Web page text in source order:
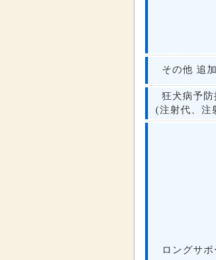
その他 追
狂犬病予防
(注射代、注
ロングサポ